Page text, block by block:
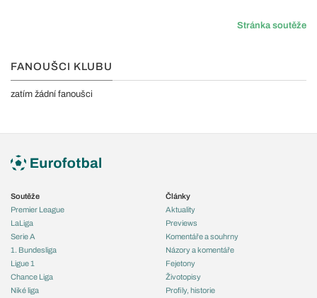
Stránka soutěže
FANOUŠCI KLUBU
zatím žádní fanoušci
Soutěže
Premier League
LaLiga
Serie A
1. Bundesliga
Ligue 1
Chance Liga
Niké liga
Články
Aktuality
Previews
Komentáře a souhrny
Názory a komentáře
Fejetony
Životopisy
Profily, historie